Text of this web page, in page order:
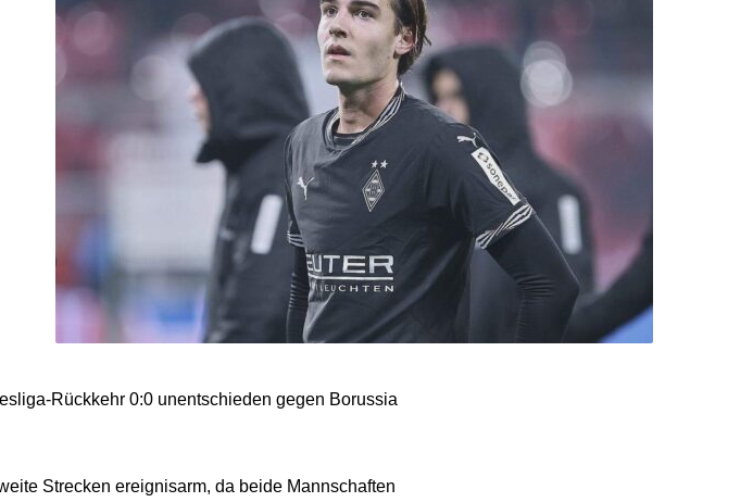
Rückkehr 0:0 unentschieden gegen Borussia
Strecken ereignisarm, da beide Mannschaften